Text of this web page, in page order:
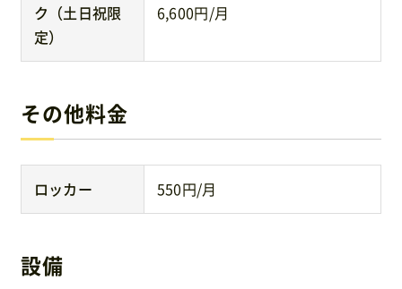
ク（土日祝限
定）
6,600円/月
その他料金
ロッカー 550円/月
設備